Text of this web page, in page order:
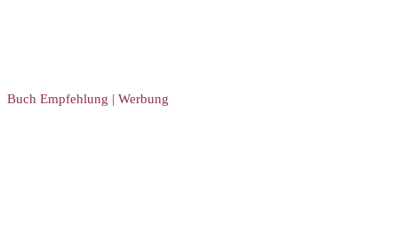
Buch Empfehlung | Werbung